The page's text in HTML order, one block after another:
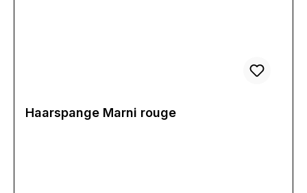
Haarspange Marni rouge